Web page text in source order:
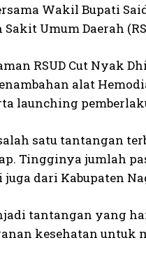
Wakil Bupati
Umum Daerah
RSUD Cut Nyak
alat
launching
satu tantangan
Tingginya jumlah
dari Kabupaten
tantangan yang
kesehatan